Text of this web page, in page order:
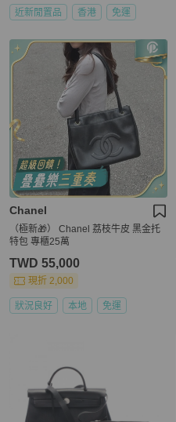
近新閒置品 香港 免運
Chanel
（極新🎁） Chanel 荔枝牛皮 黑金托
特包 專櫃25萬
TWD 55,000
現折 2,000
狀況良好 本地 免運